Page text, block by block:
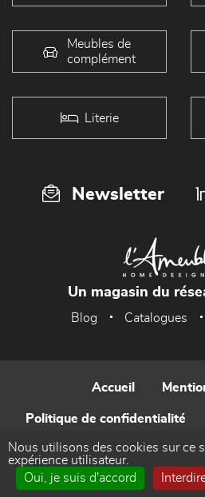
Meubles de
complément
Literie
Newsletter
Un magasin du
Blog Catalogues
Accueil
Politique de confidentialité
Contact
Nous utilisons des cookies sur ce
expérience utilisateur.
Oui, je suis d'accord